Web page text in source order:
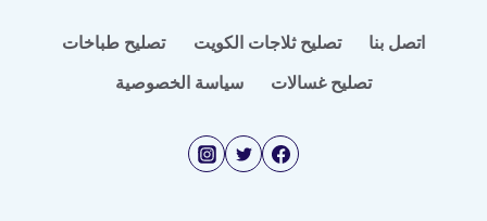
اتصل بنا تصليح ثلاجات الكويت
تصليح طباخات
تصليح غسالات
سياسة الخصوصية